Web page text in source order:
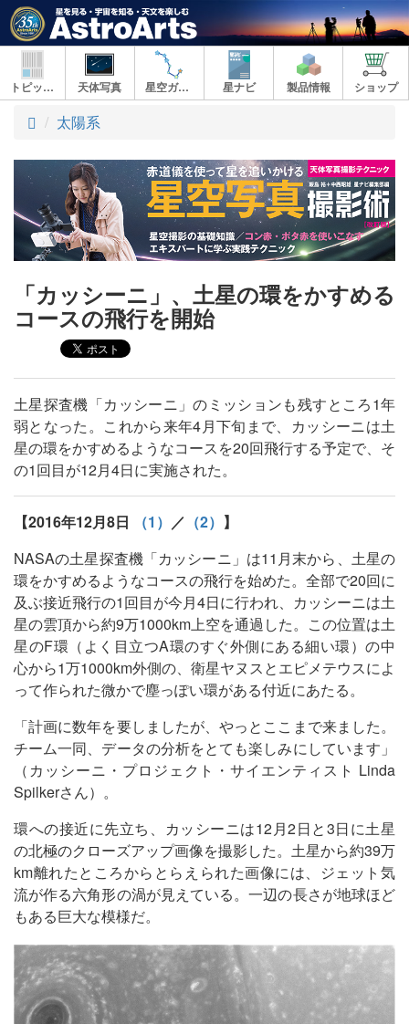
トピックス 天体写真 星空ガイド 星ナビ 製品情報 ショップ
ト
プ
太陽系
「カッシーニ」、土星の環をかすめる
コースの飛行を開始
土星探査機「カッシーニ」のミッションも残すところ1年
弱となった。これから来年4月下旬まで、カッシーニは土
星の環をかすめるようなコースを20回飛行する予定で、そ
の1回目が12月4日に実施された。
【2016年12月8日 （1） ／ （2） 】
NASAの土星探査機「カッシーニ」は11月末から、土星の
環をかすめるようなコースの飛行を始めた。全部で20回に
及ぶ接近飛行の1回目が今月4日に行われ、カッシーニは土
星の雲頂から約9万1000km上空を通過した。この位置は土
星のF環（よく目立つA環のすぐ外側にある細い環）の中
心から1万1000km外側の、衛星ヤヌスとエピメテウスによ
って作られた微かで塵っぽい環がある付近にあたる。
「計画に数年を要しましたが、やっとここまで来ました。
チーム一同、データの分析をとても楽しみにしています」
（カッシーニ・プロジェクト・サイエンティスト Linda
Spilkerさん）。
環への接近に先立ち、カッシーニは12月2日と3日に土星
の北極のクローズアップ画像を撮影した。土星から約39万
km離れたところからとらえられた画像には、ジェット気
流が作る六角形の渦が見えている。一辺の長さが地球ほど
もある巨大な模様だ。